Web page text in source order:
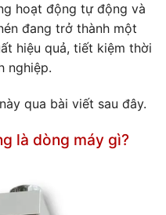
hoạt động tự động và
đang trở thành một
hiệu quả, tiết kiệm thời
nghiệp.
qua bài viết sau đây.
là dòng máy gì?